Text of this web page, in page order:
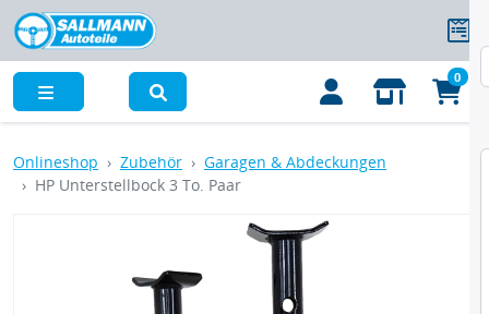
0
Onlineshop Zubehör
Garagen & Abdeckungen
HP Unterstellbock 3 To. Paar